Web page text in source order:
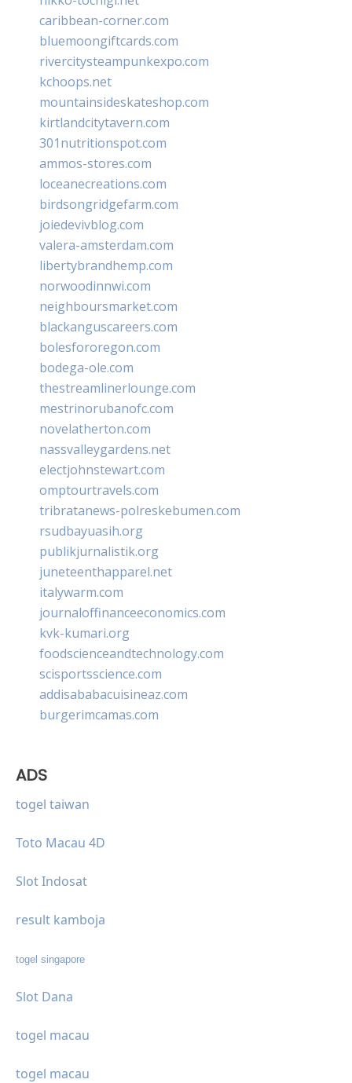
caribbean-corner.com
bluemoongiftcards.com
rivercitysteampunkexpo.com
kchoops.net
mountainsideskateshop.com
kirtlandcitytavern.com
301nutritionspot.com
ammos-stores.com
loceanecreations.com
birdsongridgefarm.com
joiedevivblog.com
valera-amsterdam.com
libertybrandhemp.com
norwoodinnwi.com
neighboursmarket.com
blackanguscareers.com
bolesfororegon.com
bodega-ole.com
thestreamlinerlounge.com
mestrinorubanofc.com
novelatherton.com
nassvalleygardens.net
electjohnstewart.com
omptourtravels.com
tribratanews-polreskebumen.com
rsudbayuasih.org
publikjurnalistik.org
juneteenthapparel.net
italywarm.com
journaloffinanceeconomics.com
kvk-kumari.org
foodscienceandtechnology.com
scisportsscience.com
addisababacuisineaz.com
burgerimcamas.com
ADS
togel taiwan
Toto Macau 4D
Slot Indosat
result kamboja
togel singapore
Slot Dana
togel macau
togel macau